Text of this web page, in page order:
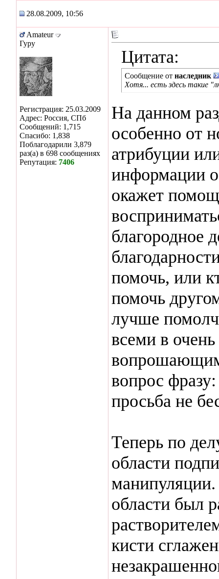
28.08.2009, 10:56
Amateur
Гуру
Регистрация: 25.03.2009
Адрес: Россия, СПб
Сообщений: 1,715
Спасибо: 1,838
Поблагодарили 3,879
раз(а) в 698 сообщениях
Репутация: 7406
Цитата:
Сообщение от наследник
Хотя... есть здесь такие
На данном
особенно от
атрибуции
информации
окажет
благородное
помочь, или
помочь
лучше
всеми в
вопрошающим
вопрос
просьба не
Теперь по
области
манипуляции.
области был
кисти